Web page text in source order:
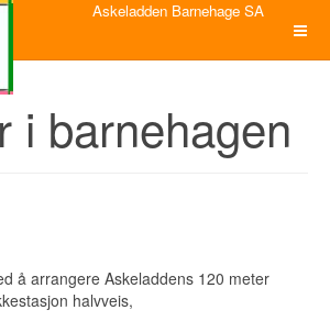
Askeladden Barnehage SA
i barnehagen
å arrangere Askeladdens 120 meter
halvveis,